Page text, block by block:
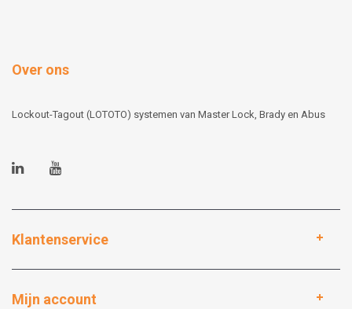
Over ons
Lockout-Tagout (LOTOTO) systemen van Master Lock, Brady en Abus
Klantenservice
Mijn account